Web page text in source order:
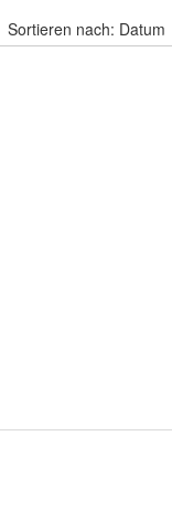
Sortieren nach: Datum